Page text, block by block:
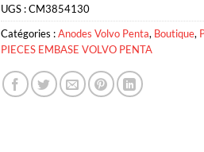
UGS :CM3854130
Catégories :Anodes Volvo Penta, Boutique,
PIECES EMBASE VOLVO PENTA